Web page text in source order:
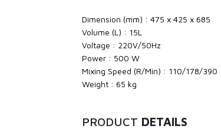
Dimension (mm) : 475 x 425 x 685
Volume (L) : 15L
Voltage : 220V/50Hz
Power : 500 W
Mixing Speed (R/Min) : 110/178/390
Weight : 65 kg
PRODUCT DETAILS